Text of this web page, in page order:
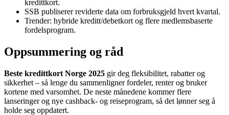
kredittkort.
SSB publiserer reviderte data om forbruksgjeld hvert kvartal.
Trender: hybride kreditt/debetkort og flere medlemsbaserte
fordelsprogram.
Oppsummering og råd
Beste kredittkort Norge 2025 gir deg fleksibilitet, rabatter og
sikkerhet – så lenge du sammenligner fordeler, renter og bruker
kortene med varsomhet. De neste månedene kommer flere
lanseringer og nye cashback- og reiseprogram, så det lønner seg å
holde seg oppdatert.